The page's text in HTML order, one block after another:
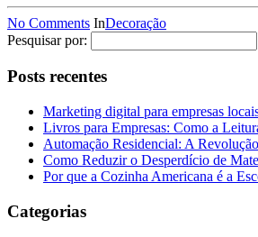
No Comments InDecoração
Pesquisar por:
Posts recentes
Marketing digital para empresas
Livros para Empresas: Como a
Automação Residencial: A
Como Reduzir o Desperdício de
Por que a Cozinha Americana é a
Categorias